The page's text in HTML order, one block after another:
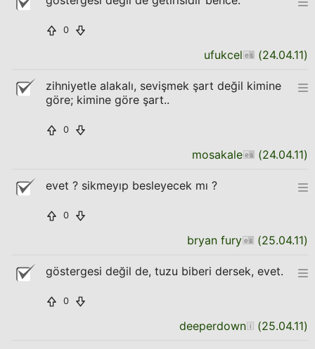
0
ufukcel (24.04.11)
zihniyetle alakalı, sevişmek şart değil kimine
göre; kimine göre şart..
0
mosakale (24.04.11)
evet ? sikmeyıp besleyecek mı ?
0
bryan fury (25.04.11)
göstergesi değil de, tuzu biberi dersek, evet.
0
deeperdown (25.04.11)